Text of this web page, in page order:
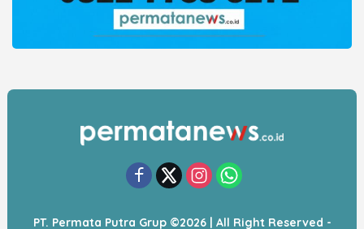
PT. Permata Putra Grup ©2026 | All Right Reserved -